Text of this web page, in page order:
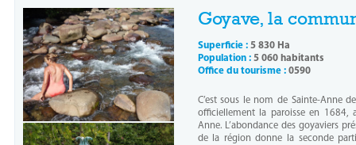
Goyave, la
Superficie :5 830 Ha
Population :5 060 habitants
Office du tourisme :0590
C’est sous le nom de Sainte-Anne
officiellement la paroisse en 1684,
Anne. L’abondance des goyaviers
de la région donne la seconde